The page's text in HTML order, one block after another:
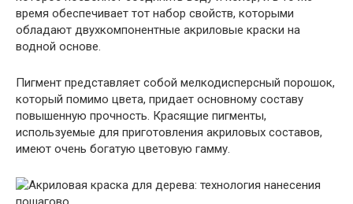
время обеспечивает тот набор свойств, которыми
обладают двухкомпонентные акриловые краски на
водной основе.
Пигмент представляет собой мелкодисперсный порошок,
который помимо цвета, придает основному составу
повышенную прочность. Красящие пигменты,
используемые для приготовления акриловых составов,
имеют очень богатую цветовую гамму.